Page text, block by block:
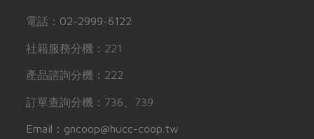
電話： 02-2999-6122
社籍服務分機：221
產品諮詢分機：222
訂單查詢分機：736、739
Email：gncoop@hucc-coop.tw